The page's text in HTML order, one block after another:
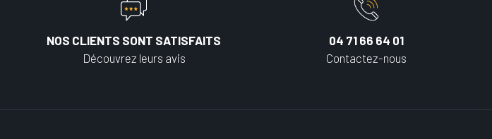
NOS CLIENTS SONT SATISFAITS
Découvrez leurs avis
04 71 66 64 01
Contactez-nous